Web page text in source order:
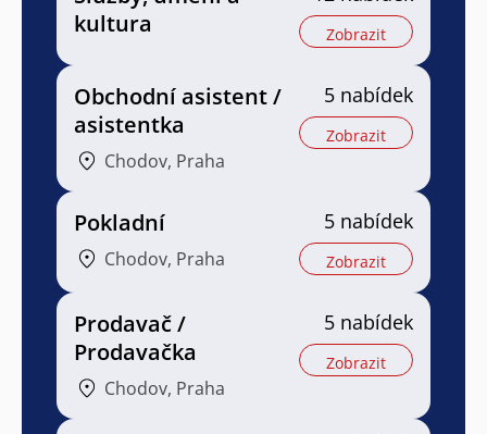
kultura
Zobrazit
Obchodní asistent /
asistentka
Chodov, Praha
5 nabídek
Zobrazit
Pokladní
Chodov, Praha
5 nabídek
Zobrazit
Prodavač /
Prodavačka
Chodov, Praha
5 nabídek
Zobrazit